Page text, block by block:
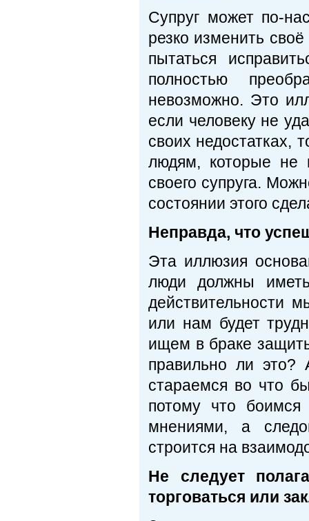
Супруг может по-
резко изменить
пытаться
полностью
невозможно. Это
если человеку не
своих недостатках,
людям, которые не
своего супруга.
состоянии этого
Неправда, что
Эта иллюзия
люди должны
действительности
или нам будет
ищем в браке
правильно ли
стараемся во что
потому что
мнениями, а
строится на
Не следует
торговаться или